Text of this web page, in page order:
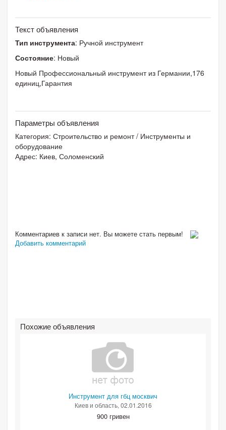
Текст объявления
Тип инструмента: Ручной инструмент
Состояние: Новый
Новый Профессиональный инструмент из Германии,176
единиц,Гарантия
Параметры объявления
Категория: Строительство и ремонт/ Инструменты и
оборудование
Адрес: Киев, Соломенский
Комментариев к записи нет. Вы можете стать первым!
Добавить комментарий
Похожие объявления
Инструмент для гбц москвич
Киев и область, 02.01.2016
900 гривен